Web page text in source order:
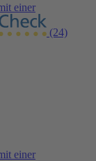
einer
(24)
einer